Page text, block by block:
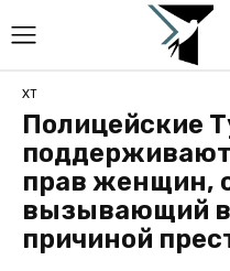
ХТ
Полицейские
прав женщин,
вызывающий
причиной